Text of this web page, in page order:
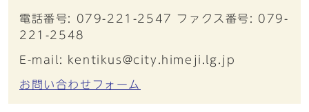
電話番号: 079-221-2547 ファクス番号: 079-
221-2548
E-mail: kentikus@city.himeji.lg.jp
お問い合わせフォーム